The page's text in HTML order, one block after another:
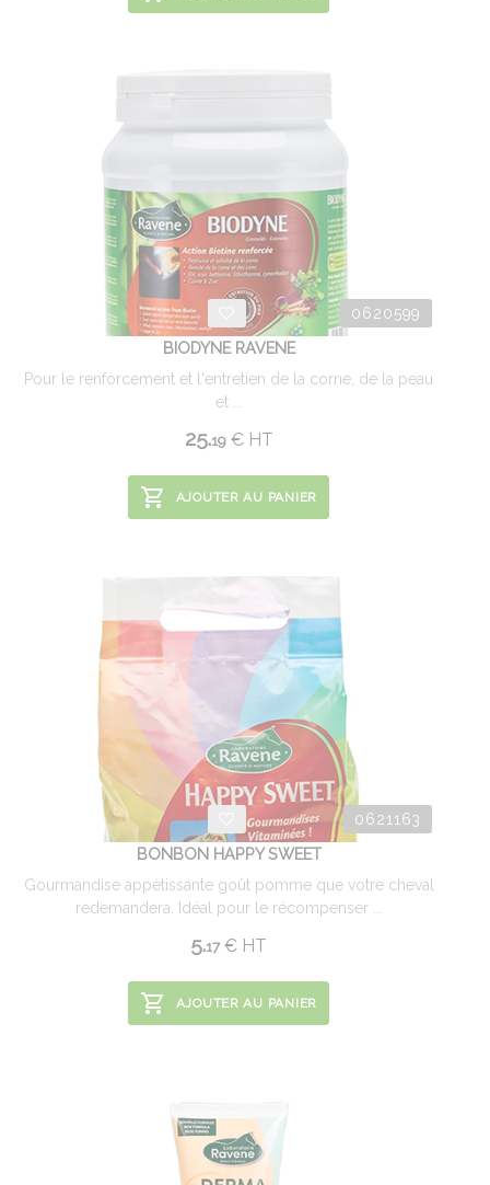
0620599
BIODYNE RAVENE
Pour le renforcement et l'entretien de la corne, de la peau
et ...
25.19 €HT
AJOUTER AU PANIER
0621163
BONBON HAPPY SWEET
Gourmandise appétissante goût pomme que votre cheval
redemandera. Idéal pour le récompenser ...
5.17 € HT
AJOUTER AU PANIER